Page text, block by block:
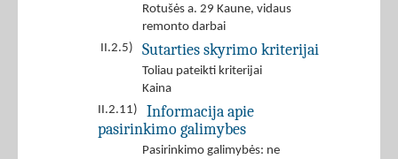
Rotušės a. 29 Kaune, vidaus
remonto darbai
II.2.5)
Sutarties skyrimo kriterijai
Toliau pateikti kriterijai
Kaina
II.2.11)
Informacija apie
pasirinkimo galimybes
Pasirinkimo galimybės: ne